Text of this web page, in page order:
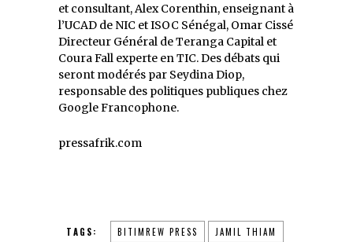
et consultant, Alex Corenthin, enseignant à
l’UCAD de NIC et ISOC Sénégal, Omar Cissé
Directeur Général de Teranga Capital et
Coura Fall experte en TIC. Des débats qui
seront modérés par Seydina Diop,
responsable des politiques publiques chez
Google Francophone.
pressafrik.com
TAGS: BITIMREW PRESS JAMIL THIAM